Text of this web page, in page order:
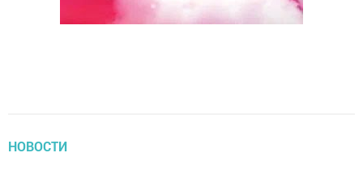
НОВОСТИ